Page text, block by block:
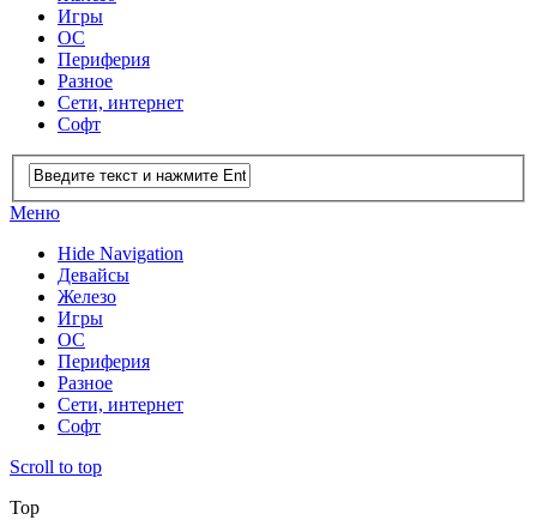
Игры
ОС
Периферия
Разное
Сети, интернет
Софт
Меню
Hide Navigation
Девайсы
Железо
Игры
ОС
Периферия
Разное
Сети, интернет
Софт
Scroll to top
Top